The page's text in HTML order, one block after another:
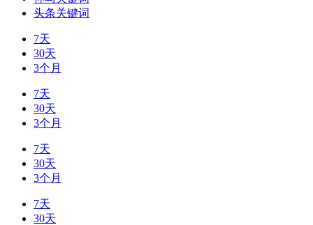
头条关键词
7天
30天
3个月
7天
30天
3个月
7天
30天
3个月
7天
30天